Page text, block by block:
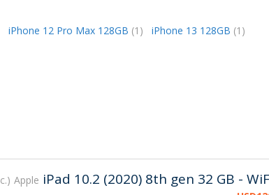
iPhone 12 Pro Max 128GB (1) iPhone 13 128GB (1)
Apple iPad 10.2 (2020) 8th gen 32 GB -